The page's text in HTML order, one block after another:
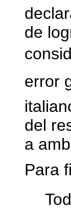
de
error
del
a
Para